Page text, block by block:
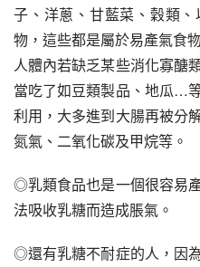
子、洋蔥、甘藍菜、穀類
物，這些都是屬於易產氣食
人體內若缺乏某些消化寡醣
當吃了如豆類製品、地瓜…
利用，大多進到大腸再被分
氮氣、二氧化碳及甲烷等。
◎乳類食品也是一個很容易
法吸收乳糖而造成脹氣。
◎還有乳糖不耐症的人，因